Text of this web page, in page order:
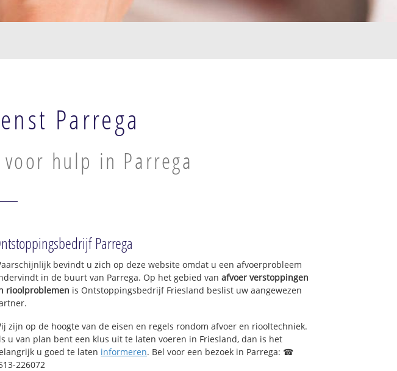
Parrega
hulp in Parrega
Parrega
bevindt u zich op deze website omdat u een afvoerprobleem
in de buurt van Parrega. Op het gebied van afvoer verstoppingen
rioolproblemen is Ontstoppingsbedrijf Friesland beslist uw aangewezen
zijn op de hoogte van de eisen en regels rondom afvoer en riooltechniek.
u van plan bent een klus uit te laten voeren in Friesland, dan is het
u goed te laten informeren. Bel voor een bezoek in Parrega: ☎
226072